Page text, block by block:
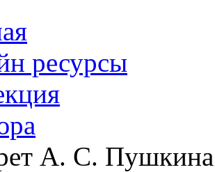
ресурсы
А. С. Пушкина